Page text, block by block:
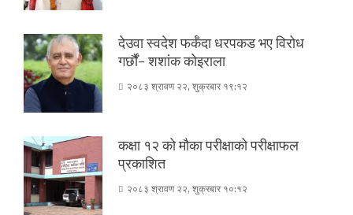
देउवा स्वदेश फर्कँदा धरपकड भए विरोध
गर्छौं- शशांक कोइराला
२०८३ श्रावण २२, शुक्रबार १९:१२
कक्षा १२ को मौका परीक्षाको परीक्षाफल
प्रकाशित
२०८३ श्रावण २२, शुक्रबार १०:१२